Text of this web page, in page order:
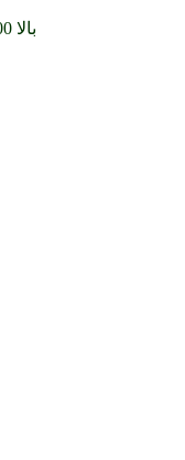
بالا 100 هزار تومان